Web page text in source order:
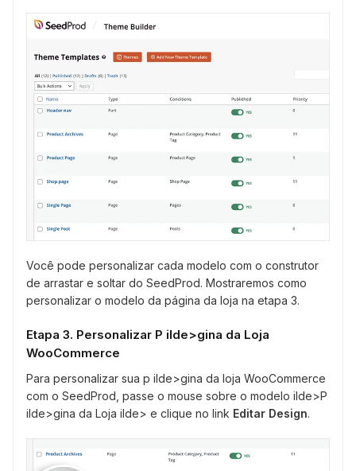
Você pode personalizar cada modelo com o construtor
de arrastar e soltar do SeedProd. Mostraremos como
personalizar o modelo da página da loja na etapa 3.
Etapa 3. Personalizar P ilde>gina da Loja
WooCommerce
Para personalizar sua p ilde>gina da loja WooCommerce
com o SeedProd, passe o mouse sobre o modelo ilde>P
ilde>gina da Loja ilde> e clique no link Editar Design.